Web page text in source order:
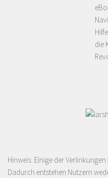
die
Hinweis: Einige der
Dadurch entstehen Nutzern